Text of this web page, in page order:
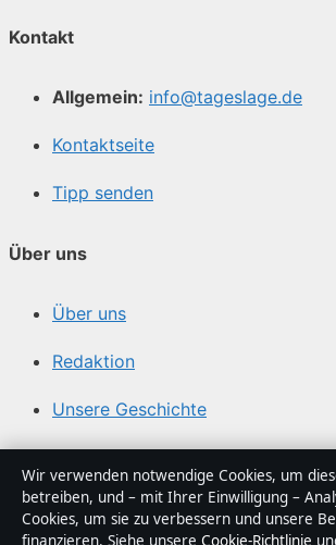
Kontakt
Allgemein: info@tageslage.de
Kontaktseite
Tipp senden
Über uns
Über uns
Redaktion
Unsere Geschichte
Quellen & Standards
Vertrauen & Standards
Wir verwenden notwendige Cookies, um
betreiben, und – mit Ihrer Einwilligung –
Cookies, um sie zu verbessern und unsere
finanzieren. Siehe unsere Cookie-Richtlinie